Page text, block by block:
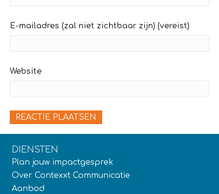
E-mailadres (zal niet zichtbaar zijn) (vereist)
Website
DIENSTEN
Plan jouw impactgesprek
Over Contexxt Communicatie
Aanbod